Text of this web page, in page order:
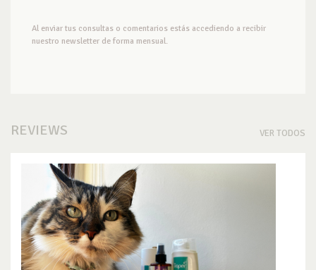
Al enviar tus consultas o comentarios estás accediendo a recibir
nuestro newsletter de forma mensual.
REVIEWS VER TODOS